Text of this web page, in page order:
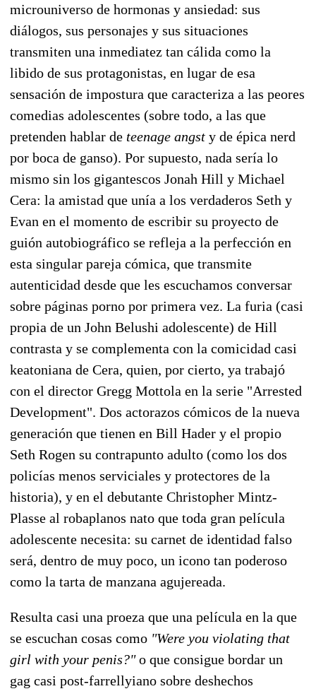
microuniverso de hormonas y ansiedad: sus
diálogos, sus personajes y sus situaciones
transmiten una inmediatez tan cálida como la
libido de sus protagonistas, en lugar de esa
sensación de impostura que caracteriza a las peores
comedias adolescentes (sobre todo, a las que
pretenden hablar de teenage angst y de épica nerd
por boca de ganso). Por supuesto, nada sería lo
mismo sin los gigantescos Jonah Hill y Michael
Cera: la amistad que unía a los verdaderos Seth y
Evan en el momento de escribir su proyecto de
guión autobiográfico se refleja a la perfección en
esta singular pareja cómica, que transmite
autenticidad desde que les escuchamos conversar
sobre páginas porno por primera vez. La furia (casi
propia de un John Belushi adolescente) de Hill
contrasta y se complementa con la comicidad casi
keatoniana de Cera, quien, por cierto, ya trabajó
con el director Gregg Mottola en la serie "Arrested
Development". Dos actorazos cómicos de la nueva
generación que tienen en Bill Hader y el propio
Seth Rogen su contrapunto adulto (como los dos
policías menos serviciales y protectores de la
historia), y en el debutante Christopher Mintz-
Plasse al robaplanos nato que toda gran película
adolescente necesita: su carnet de identidad falso
será, dentro de muy poco, un icono tan poderoso
como la tarta de manzana agujereada.
Resulta casi una proeza que una película en la que
se escuchan cosas como "Were you violating that
girl with your penis?"o que consigue bordar un
gag casi post-farrellyiano sobre deshechos